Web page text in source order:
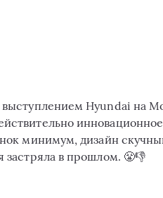
выступлением Hyundai на
минимум, дизайн
застряла в прошлом. 😤👎